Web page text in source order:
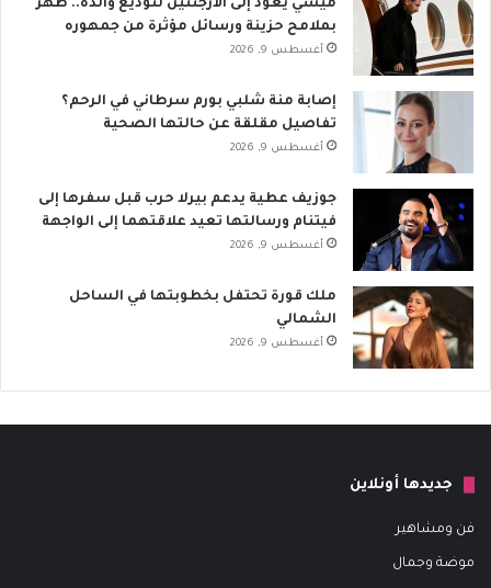
ميسي يعود إلى الأرجنتين لتوديع والده.. ظهر
بملامح حزينة ورسائل مؤثرة من جمهوره
أغسطس 9, 2026
إصابة منة شلبي بورم سرطاني في الرحم؟
تفاصيل مقلقة عن حالتها الصحية
أغسطس 9, 2026
جوزيف عطية يدعم بيرلا حرب قبل سفرها إلى
فيتنام ورسالتها تعيد علاقتهما إلى الواجهة
أغسطس 9, 2026
ملك قورة تحتفل بخطوبتها في الساحل
الشمالي
أغسطس 9, 2026
جديدها أونلاين
فن ومشاهير
موضة وجمال